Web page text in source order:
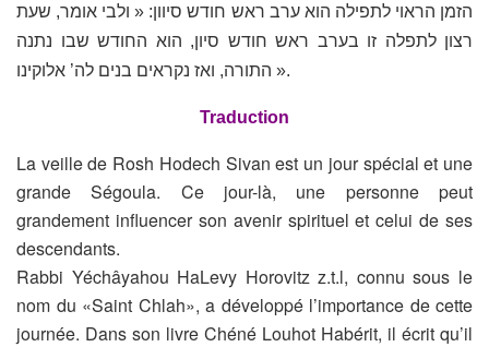
הזמן הראוי לתפילה הוא ערב ראש חודש סיוון: « ולבי אומר, שעת
רצון לתפלה זו בערב ראש חודש סיון, הוא החודש שבו נתנה
התורה, ואז נקראים בנים לה’ אלוקינו ».
Traduction
La veille de Rosh Hodech Sivan est un jour spécial et une
grande Ségoula. Ce jour-là, une personne peut
grandement influencer son avenir spirituel et celui de ses
descendants.
Rabbi Yéchâyahou HaLevy Horovitz z.t.l, connu sous le
nom du «Saint Chlah», a développé l’importance de cette
journée. Dans son livre Chéné Louhot Habérit, il écrit qu’il